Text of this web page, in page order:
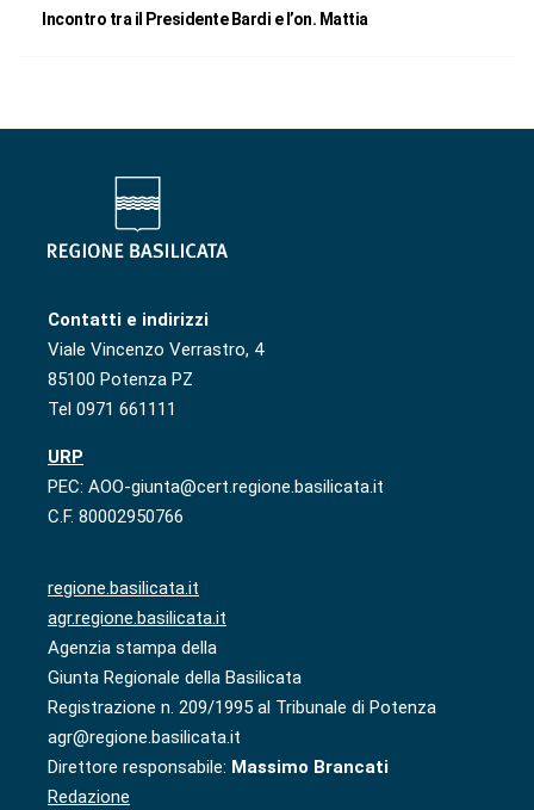
Incontro tra il Presidente Bardi e l’on. Mattia
Contatti e indirizzi
Viale Vincenzo Verrastro, 4
85100 Potenza PZ
Tel 0971 661111
URP
PEC: AOO-giunta@cert.regione.basilicata.it
C.F. 80002950766
regione.basilicata.it
agr.regione.basilicata.it
Agenzia stampa della
Giunta Regionale della Basilicata
Registrazione n. 209/1995 al Tribunale di Potenza
agr@regione.basilicata.it
Direttore responsabile: Massimo Brancati
Redazione